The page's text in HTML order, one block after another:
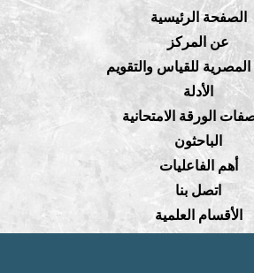
الصفحة الرئيسية
عن المركز
المصرية للقياس والتقويم
الأدلة
الورقة الامتحانية
الباحثون
أهم الفاعليات
اتصل بنا
الأقسام العلمية